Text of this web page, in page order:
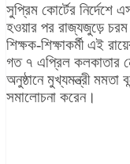
সুপ্রিম কোর্টের
হওয়ার পর রাজ্যজুড়ে
শিক্ষক-শিক্ষাকর্মী এই
গত ৭ এপ্রিল কলকাতার
অনুষ্ঠানে মুখ্যমন্ত্রী মমতা
সমালোচনা করেন।